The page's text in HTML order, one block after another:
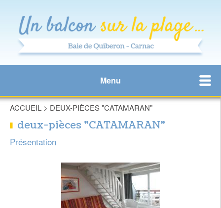
Menu
ACCUEIL > DEUX-PIÈCES "CATAMARAN"
deux-pièces "CATAMARAN"
Présentation